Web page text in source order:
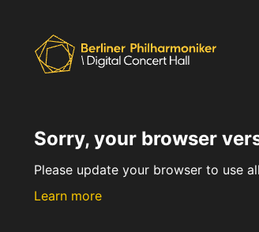
Sorry, your browser
Please update your browser to use
Learn more